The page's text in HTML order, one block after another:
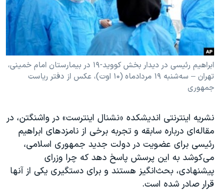
فرهنگ و زندگی
حقوق شهروندی
اقتصادی
علم و فناوری
اسرائیل در جنگ
آرشیو پخش زنده
مستندها
انتخابات ریاست جمهوری آمریکا ۲۰۲۴
حمله جمهوری اسلامی به اسرائیل
رمز مهسا
ورزش زنان در ایران
مجموعه مستندهای دادخواهی
تریبونال مردمی آبان ۹۸
دادگاه حمید نوری
چهل سال گروگان‌گیری
قانون شفافیت دارائی کادر رهبری ایران
دنبال کنید
زبانهای مختلف
ابراهیم رئیسی در دیدار بخش کووید-۱۹ در بیمارستان امام خمینی،
تهران – سه‌شنبه ۱۹ مردادماه (۱۰ اوت)، عکس از دفتر ریاست
جمهوری
نشریه اینترنتی اندیشکده «نشنال اینترست» در واشنگتن، در
مقاله‌ای درباره سابقه و تجربه برخی از نامزدهای ابراهیم
رئیسی برای عضویت در دولت جدید جمهوری اسلامی،
می‌کوشد به این پرسش پاسخ دهد که چرا وزرای
پیشنهادی، بحث‌انگیز هستند و برای دستگیری یکی از آنها
قرار صادر شده است.